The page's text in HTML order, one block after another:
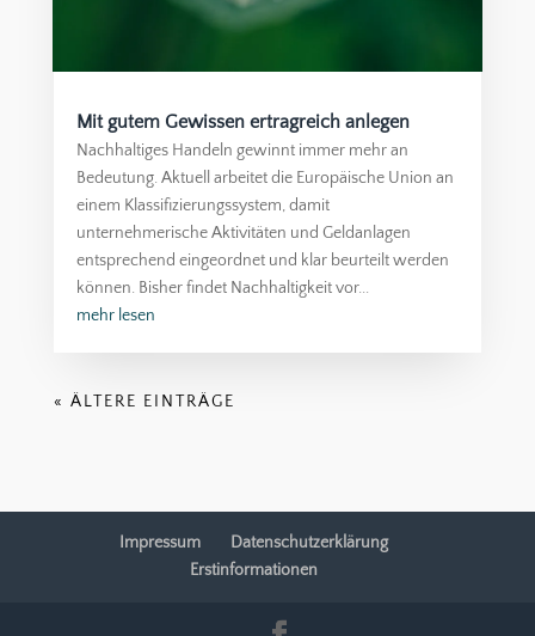
Mit gutem Gewissen ertragreich anlegen
Nachhaltiges Handeln gewinnt immer mehr an
Bedeutung. Aktuell arbeitet die Europäische Union an
einem Klassifizierungssystem, damit
unternehmerische Aktivitäten und Geldanlagen
entsprechend eingeordnet und klar beurteilt werden
können. Bisher findet Nachhaltigkeit vor...
mehr lesen
« ÄLTERE EINTRÄGE
Impressum
Datenschutzerklärung
Erstinformationen